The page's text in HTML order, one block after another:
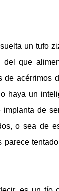
un tufo
que
acérrimos
haya un
implanta de
o sea de